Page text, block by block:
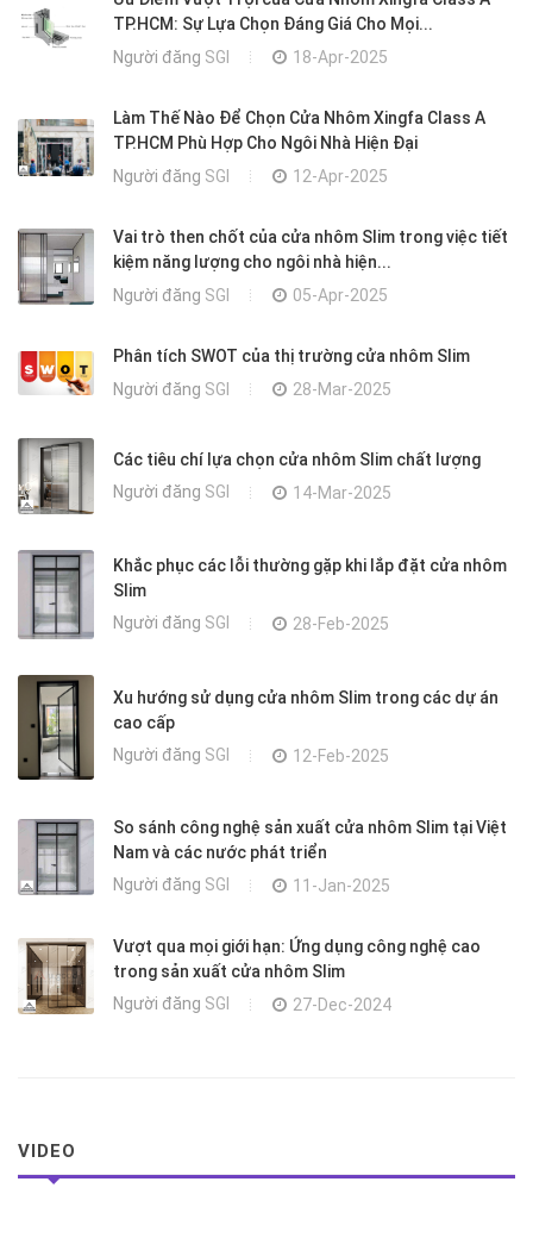
TP.HCM: Sự Lựa Chọn Đáng Giá Cho Mọi...
Người đăng SGI 18-Apr-2025
Làm Thế Nào Để Chọn Cửa Nhôm Xingfa Class A
TP.HCM Phù Hợp Cho Ngôi Nhà Hiện Đại
Người đăng SGI 12-Apr-2025
Vai trò then chốt của cửa nhôm Slim trong việc tiết
kiệm năng lượng cho ngôi nhà hiện...
Người đăng SGI 05-Apr-2025
Phân tích SWOT của thị trường cửa nhôm Slim
Người đăng SGI 28-Mar-2025
Các tiêu chí lựa chọn cửa nhôm Slim chất lượng
Người đăng SGI 14-Mar-2025
Khắc phục các lỗi thường gặp khi lắp đặt cửa nhôm
Slim
Người đăng SGI 28-Feb-2025
Xu hướng sử dụng cửa nhôm Slim trong các dự án
cao cấp
Người đăng SGI 12-Feb-2025
So sánh công nghệ sản xuất cửa nhôm Slim tại Việt
Nam và các nước phát triển
Người đăng SGI 11-Jan-2025
Vượt qua mọi giới hạn: Ứng dụng công nghệ cao
trong sản xuất cửa nhôm Slim
Người đăng SGI 27-Dec-2024
VIDEO